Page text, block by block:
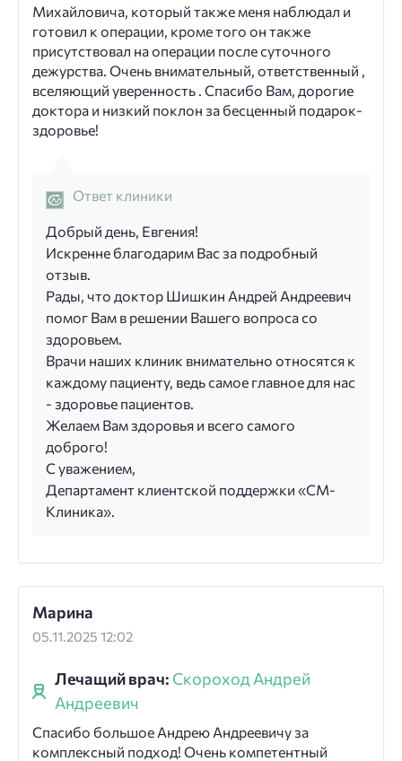
Михайловича, который также меня наблюдал и
готовил к операции, кроме того он также
присутствовал на операции после суточного
дежурства. Очень внимательный, ответственный ,
вселяющий уверенность . Спасибо Вам, дорогие
доктора и низкий поклон за бесценный подарок-
здоровье!
Ответ клиники
Добрый день, Евгения!
Искренне благодарим Вас за подробный
отзыв.
Рады, что доктор Шишкин Андрей Андреевич
помог Вам в решении Вашего вопроса со
здоровьем.
Врачи наших клиник внимательно относятся к
каждому пациенту, ведь самое главное для нас
- здоровье пациентов.
Желаем Вам здоровья и всего самого
доброго!
С уважением,
Департамент клиентской поддержки «СМ-
Клиника».
Марина
05.11.2025 12:02
Лечащий врач: Скороход Андрей
Андреевич
Спасибо большое Андрею Андреевичу за
комплексный подход! Очень компетентный